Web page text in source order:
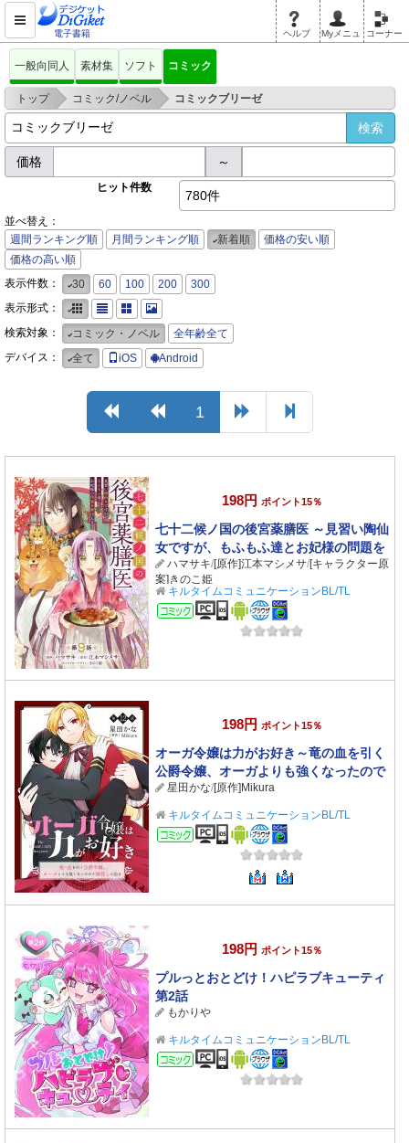
電子書籍 ヘルプ Myメニュ コーナー
一般向同人 素材集 ソフト コミック
トップ > コミック/ノベル > コミックブリーゼ
価格 ～
ヒット件数
780件
並べ替え：
週間ランキング順
月間ランキング順 新着順
価格の安い順
価格の高い順
表示件数：
30 60 100 200
300
表示形式：
検索対象：
コミック・ノベル
全年齢全て
デバイス：
全て iOS Android
1
198円 ポイント15％
七十二候ノ国の後宮薬膳医 ～見習い陶仙
女ですが、もふもふ達とお妃様の問題を
解決します～ 第9話
ハマサキ/[原作]江本マシメサ/[キャラクター原
案]きのこ姫
キルタイムコミュニケーションBL/TL
コミック
198円 ポイント15％
オーガ令嬢は力がお好き～竜の血を引く
公爵令嬢、オーガよりも強くなったので
婿探しに出る～ 第12話
星田かな/[原作]Mikura
キルタイムコミュニケーションBL/TL
コミック
198円 ポイント15％
プルっとおとどけ！ハピラブキューティ
第2話
もかりや
キルタイムコミュニケーションBL/TL
コミック